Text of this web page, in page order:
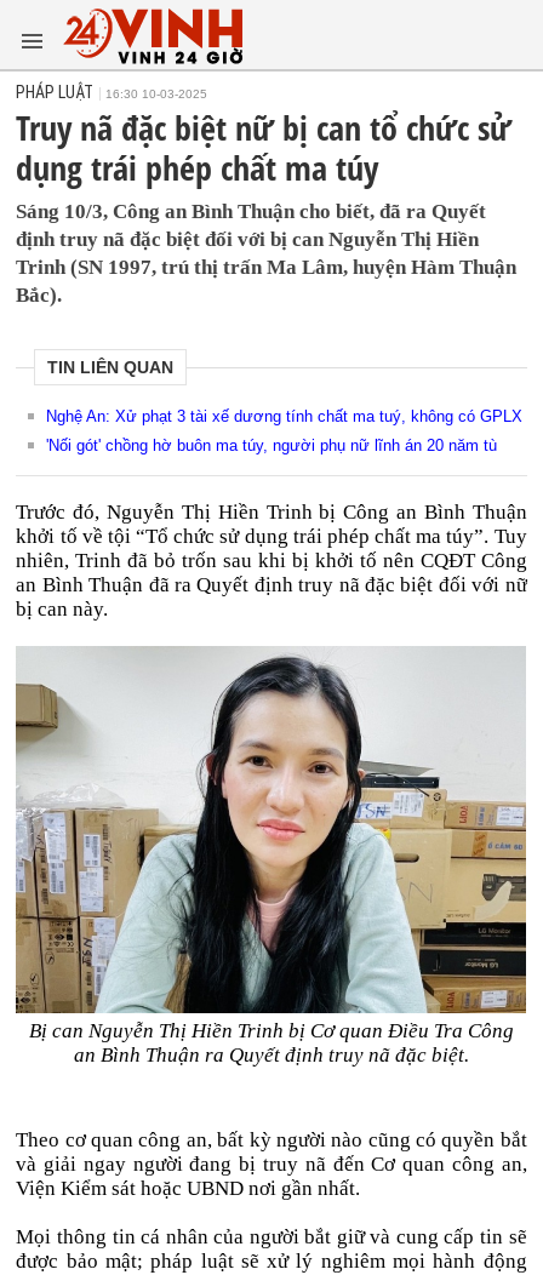
PHÁP LUẬT 16:30 10-03-2025
Truy nã đặc biệt nữ bị can tổ chức sử
dụng trái phép chất ma túy
Sáng 10/3, Công an Bình Thuận cho biết, đã ra Quyết
định truy nã đặc biệt đối với bị can Nguyễn Thị Hiền
Trinh (SN 1997, trú thị trấn Ma Lâm, huyện Hàm Thuận
Bắc).
TIN LIÊN QUAN
Nghệ An: Xử phạt 3 tài xế dương tính chất ma tuý, không có GPLX
'Nối gót' chồng hờ buôn ma túy, người phụ nữ lĩnh án 20 năm tù
Trước đó, Nguyễn Thị Hiền Trinh bị Công an Bình Thuận
khởi tố về tội “Tổ chức sử dụng trái phép chất ma túy”. Tuy
nhiên, Trinh đã bỏ trốn sau khi bị khởi tố nên CQĐT Công
an Bình Thuận đã ra Quyết định truy nã đặc biệt đối với nữ
bị can này.
Bị can Nguyễn Thị Hiền Trinh bị Cơ quan Điều Tra Công
an Bình Thuận ra Quyết định truy nã đặc biệt.
Theo cơ quan công an, bất kỳ người nào cũng có quyền bắt
và giải ngay người đang bị truy nã đến Cơ quan công an,
Viện Kiểm sát hoặc UBND nơi gần nhất.
Mọi thông tin cá nhân của người bắt giữ và cung cấp tin sẽ
được bảo mật; pháp luật sẽ xử lý nghiêm mọi hành động